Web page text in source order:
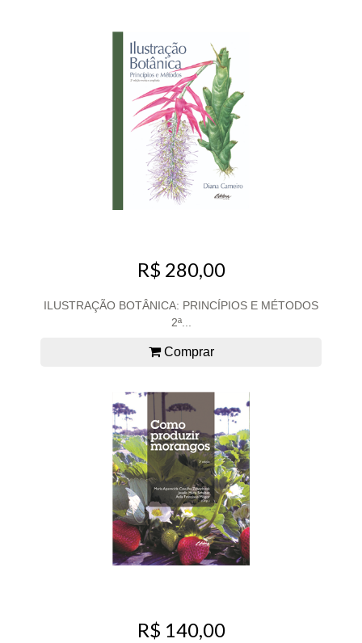
R$ 280,00
ILUSTRAÇÃO BOTÂNICA: PRINCÍPIOS E MÉTODOS
2ª...
Comprar
R$ 140,00